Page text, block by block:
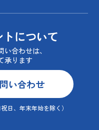
について
合わせは、
承ります
い合わせ
祝日、年末年始を除く）